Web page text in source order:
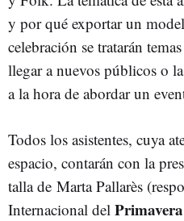
y por qué exportar un
celebración se tratarán
llegar a nuevos públicos o
a la hora de abordar un
Todos los asistentes, cuya
espacio, contarán con la
talla de Marta Pallarès
Internacional del